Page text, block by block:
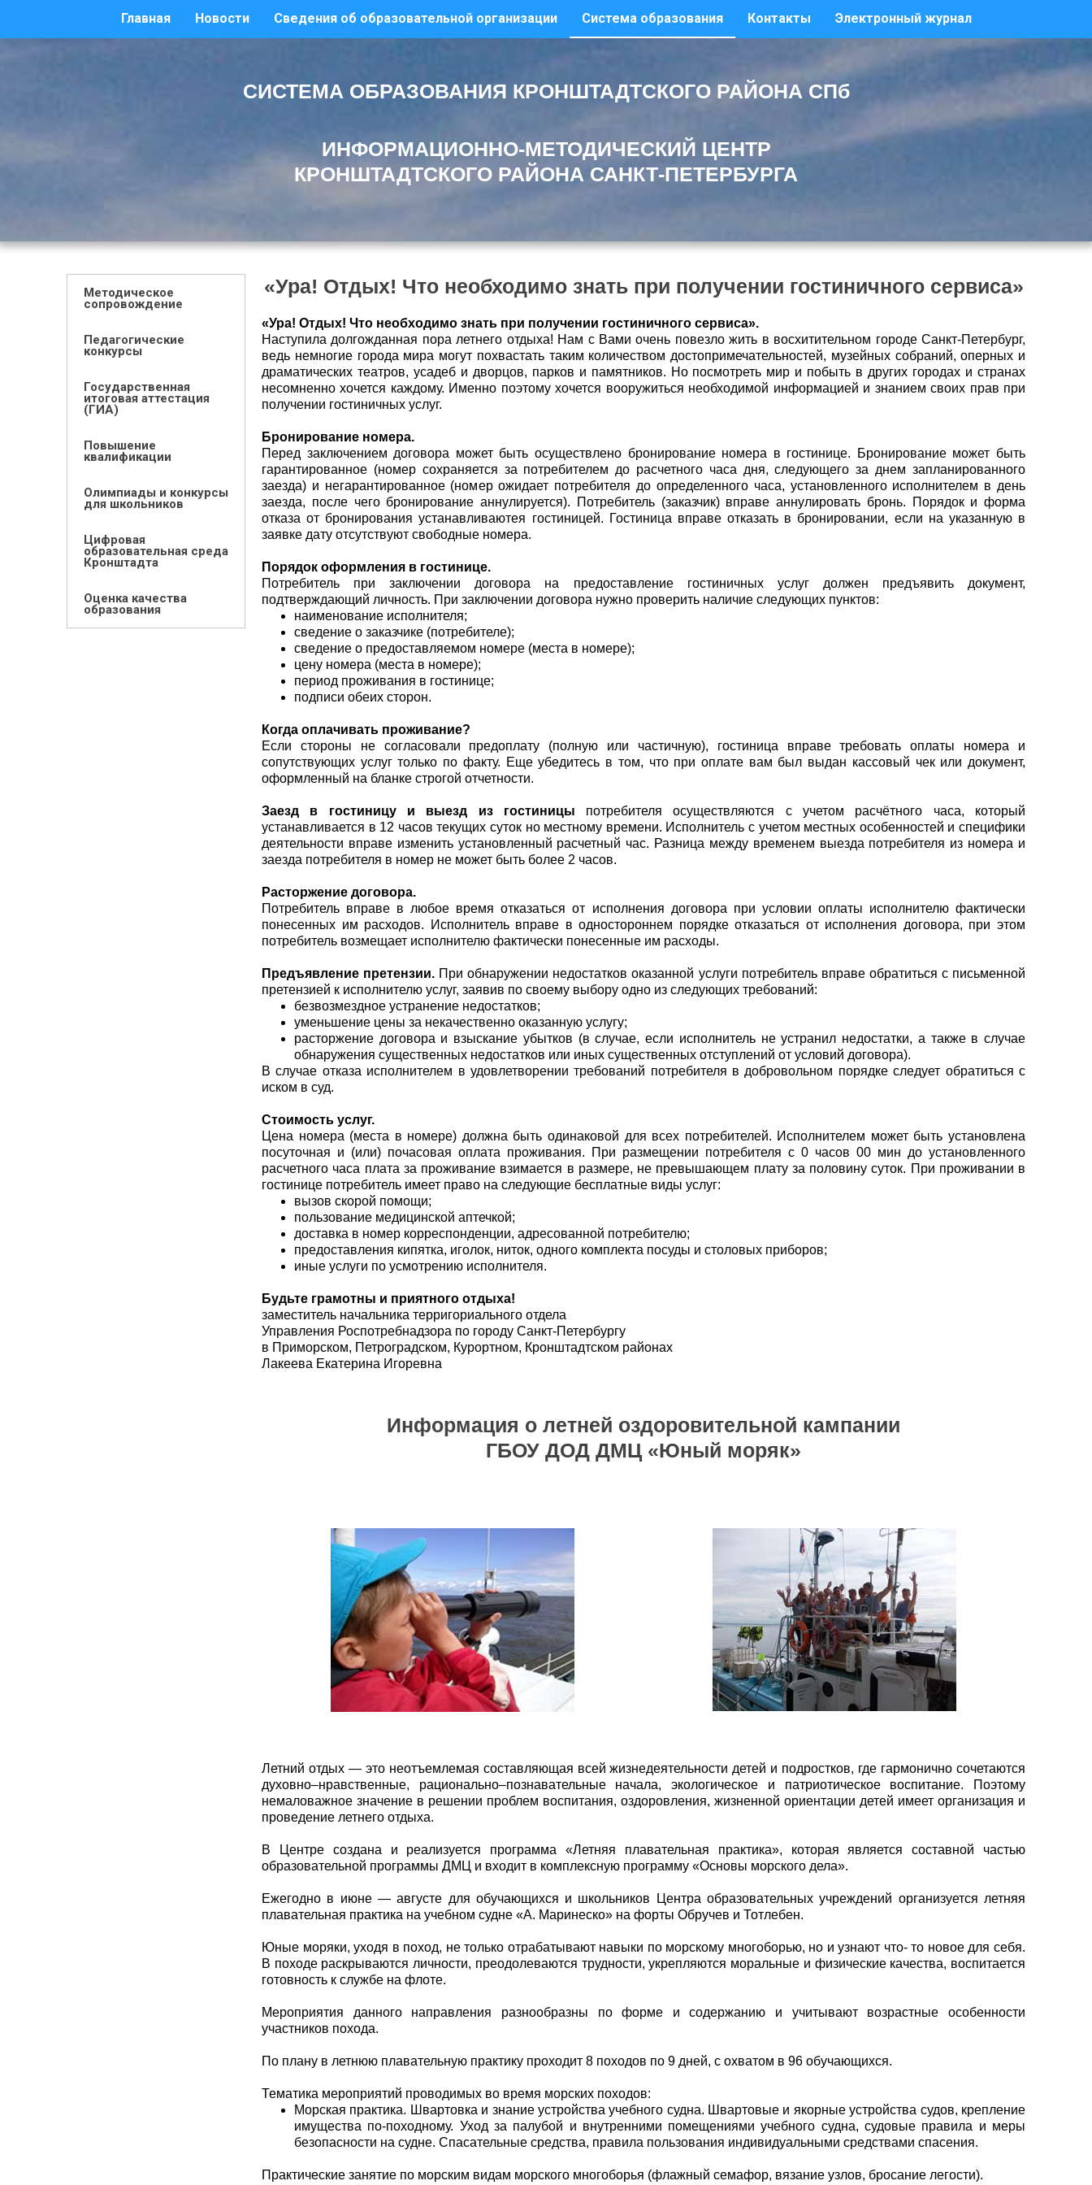
Главная Новости Сведения об образовательной организации Система образования Контакты Электронный журнал
СИСТЕМА ОБРАЗОВАНИЯ КРОНШТАДТСКОГО РАЙОНА СПб
ИНФОРМАЦИОННО-МЕТОДИЧЕСКИЙ ЦЕНТР
КРОНШТАДТСКОГО РАЙОНА САНКТ-ПЕТЕРБУРГА
Методическое
сопровождение
Педагогические
конкурсы
Государственная
итоговая аттестация
(ГИА)
Повышение
квалификации
Олимпиады и конкурсы
для школьников
Цифровая
образовательная среда
Кронштадта
Оценка качества
образования
«Ура! Отдых! Что необходимо знать при получении гостиничного сервиса»
«Ура! Отдых! Что необходимо знать при получении гостиничного сервиса».
Наступила долгожданная пора летнего отдыха! Нам с Вами очень повезло жить в восхитительном городе Санкт-Петербург,
ведь немногие города мира могут похвастать таким количеством достопримечательностей, музейных собраний, оперных и
драматических театров, усадеб и дворцов, парков и памятников. Но посмотреть мир и побыть в других городах и странах
несомненно хочется каждому. Именно поэтому хочется вооружиться необходимой информацией и знанием своих прав при
получении гостиничных услуг.
Бронирование номера.
Перед заключением договора может быть осуществлено бронирование номера в гостинице. Бронирование может быть
гарантированное (номер сохраняется за потребителем до расчетного часа дня, следующего за днем запланированного
заезда) и негарантированное (номер ожидает потребителя до определенного часа, установленного исполнителем в день
заезда, после чего бронирование аннулируется). Потребитель (заказчик) вправе аннулировать бронь. Порядок и форма
отказа от бронирования устанавливаютея гостиницей. Гостиница вправе отказать в бронировании, если на указанную в
заявке дату отсутствуют свободные номера.
Порядок оформления в гостинице.
Потребитель при заключении договора на предоставление гостиничных услуг должен предъявить документ,
подтверждающий личность. При заключении договора нужно проверить наличие следующих пунктов:
наименование исполнителя;
сведение о заказчике (потребителе);
сведение о предоставляемом номере (места в номере);
цену номера (места в номере);
период проживания в гостинице;
подписи обеих сторон.
Когда оплачивать проживание?
Если стороны не согласовали предоплату (полную или частичную), гостиница вправе требовать оплаты номера и
сопутствующих услуг только по факту. Еще убедитесь в том, что при оплате вам был выдан кассовый чек или документ,
оформленный на бланке строгой отчетности.
Заезд в гостиницу и выезд из гостиницы потребителя осуществляются с учетом расчётного часа, который
устанавливается в 12 часов текущих суток но местному времени. Исполнитель с учетом местных особенностей и специфики
деятельности вправе изменить установленный расчетный час. Разница между временем выезда потребителя из номера и
заезда потребителя в номер не может быть более 2 часов.
Расторжение договора.
Потребитель вправе в любое время отказаться от исполнения договора при условии оплаты исполнителю фактически
понесенных им расходов. Исполнитель вправе в одностороннем порядке отказаться от исполнения договора, при этом
потребитель возмещает исполнителю фактически понесенные им расходы.
Предъявление претензии. При обнаружении недостатков оказанной услуги потребитель вправе обратиться с письменной
претензией к исполнителю услуг, заявив по своему выбору одно из следующих требований:
безвозмездное устранение недостатков;
уменьшение цены за некачественно оказанную услугу;
расторжение договора и взыскание убытков (в случае, если исполнитель не устранил недостатки, а также в случае
обнаружения существенных недостатков или иных существенных отступлений от условий договора).
В случае отказа исполнителем в удовлетворении требований потребителя в добровольном порядке следует обратиться с
иском в суд.
Стоимость услуг.
Цена номера (места в номере) должна быть одинаковой для всех потребителей. Исполнителем может быть установлена
посуточная и (или) почасовая оплата проживания. При размещении потребителя с 0 часов 00 мин до установленного
расчетного часа плата за проживание взимается в размере, не превышающем плату за половину суток. При проживании в
гостинице потребитель имеет право на следующие бесплатные виды услуг:
вызов скорой помощи;
пользование медицинской аптечкой;
доставка в номер корреспонденции, адресованной потребителю;
предоставления кипятка, иголок, ниток, одного комплекта посуды и столовых приборов;
иные услуги по усмотрению исполнителя.
Будьте грамотны и приятного отдыха!
заместитель начальника терригориального отдела
Управления Роспотребнадзора по городу Санкт-Петербургу
в Приморском, Петроградском, Курортном, Кронштадтском районах
Лакеева Екатерина Игоревна
Информация о летней оздоровительной кампании
ГБОУ ДОД ДМЦ «Юный моряк»
Летний отдых — это неотъемлемая составляющая всей жизнедеятельности детей и подростков, где гармонично сочетаются
духовно–нравственные, рационально–познавательные начала, экологическое и патриотическое воспитание. Поэтому
немаловажное значение в решении проблем воспитания, оздоровления, жизненной ориентации детей имеет организация и
проведение летнего отдыха.
В Центре создана и реализуется программа «Летняя плавательная практика», которая является составной частью
образовательной программы ДМЦ и входит в комплексную программу «Основы морского дела».
Ежегодно в июне — августе для обучающихся и школьников Центра образовательных учреждений организуется летняя
плавательная практика на учебном судне «А. Маринеско» на форты Обручев и Тотлебен.
Юные моряки, уходя в поход, не только отрабатывают навыки по морскому многоборью, но и узнают что- то новое для себя.
В походе раскрываются личности, преодолеваются трудности, укрепляются моральные и физические качества, воспитается
готовность к службе на флоте.
Мероприятия данного направления разнообразны по форме и содержанию и учитывают возрастные особенности
участников похода.
По плану в летнюю плавательную практику проходит 8 походов по 9 дней, с охватом в 96 обучающихся.
Тематика мероприятий проводимых во время морских походов:
Морская практика. Швартовка и знание устройства учебного судна. Швартовые и якорные устройства судов, крепление
имущества по-походному. Уход за палубой и внутренними помещениями учебного судна, судовые правила и меры
безопасности на судне. Спасательные средства, правила пользования индивидуальными средствами спасения.
Практические занятие по морским видам морского многоборья (флажный семафор, вязание узлов, бросание легости).